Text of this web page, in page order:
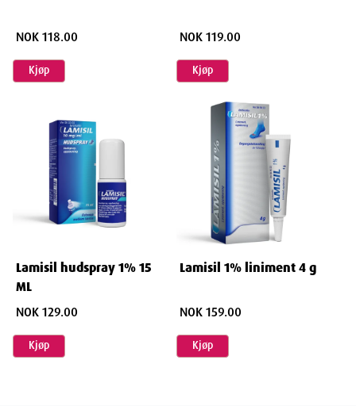
Dimensjoner
Width
Depth
Weight
NOK 118.00
Kjøp
NOK 119.00
Kjøp
Lamisil hudspray 1% 15
ML
NOK 129.00
Kjøp
Lamisil 1% liniment 4 g
NOK 159.00
Kjøp